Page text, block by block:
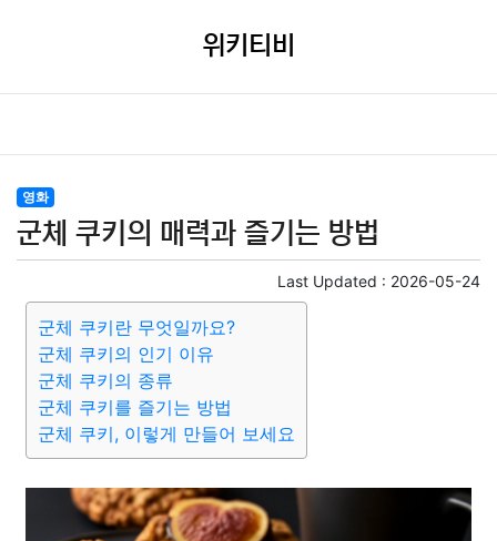
위키티비
영화
군체 쿠키의 매력과 즐기는 방법
Last Updated : 2026-05-24
군체 쿠키란 무엇일까요?
군체 쿠키의 인기 이유
군체 쿠키의 종류
군체 쿠키를 즐기는 방법
군체 쿠키, 이렇게 만들어 보세요